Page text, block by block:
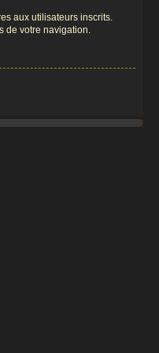
aux utilisateurs inscrits.
de votre navigation.